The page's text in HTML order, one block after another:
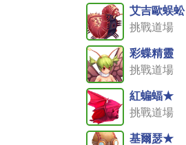
艾吉歐蜈蚣
挑戰道場
彩蝶精靈
挑戰道場
紅蝙蝠★
挑戰道場
基爾瑟★